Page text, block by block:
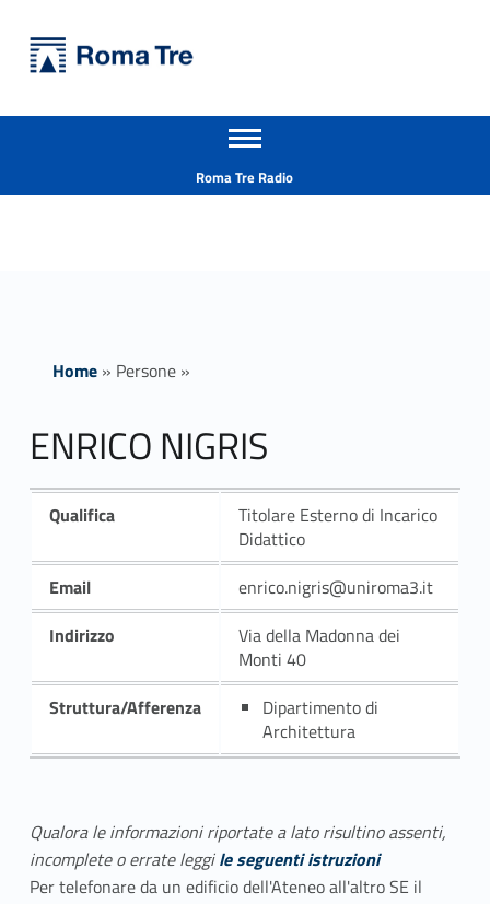
ENRICO NIGRIS insegnamenti - Università Roma Tre
Apri il menu secondario
Roma Tre Radio
Home» Persone»
ENRICO NIGRIS
Qualifica
Titolare Esterno di Incarico
Didattico
Email
enrico.nigris@uniroma3.it
Indirizzo
Via della Madonna dei
Monti 40
Struttura/Afferenza
Dipartimento di
Architettura
Qualora le informazioni riportate a lato risultino assenti,
incomplete o errate leggile seguenti istruzioni
Per telefonare da un edificio dell'Ateneo all'altro SE il